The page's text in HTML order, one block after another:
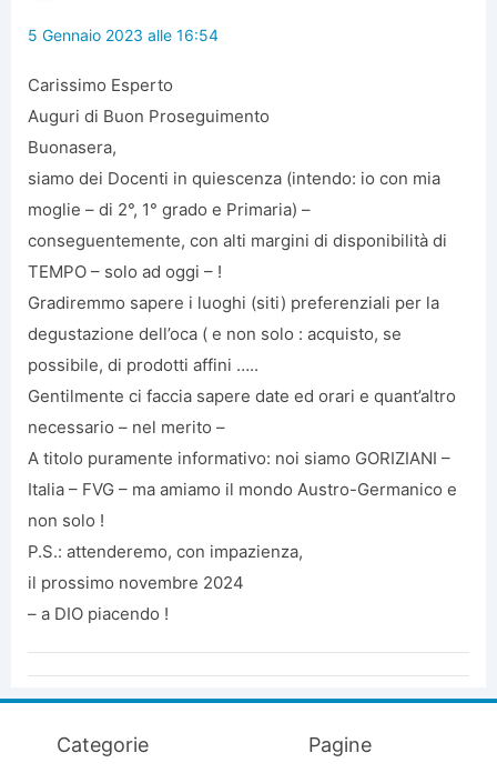
5 Gennaio 2023 alle 16:54
Carissimo Esperto
Auguri di Buon Proseguimento
Buonasera,
siamo dei Docenti in quiescenza (intendo: io con mia
moglie – di 2°, 1° grado e Primaria) –
conseguentemente, con alti margini di disponibilità di
TEMPO – solo ad oggi – !
Gradiremmo sapere i luoghi (siti) preferenziali per la
degustazione dell’oca ( e non solo : acquisto, se
possibile, di prodotti affini …..
Gentilmente ci faccia sapere date ed orari e quant’altro
necessario – nel merito –
A titolo puramente informativo: noi siamo GORIZIANI –
Italia – FVG – ma amiamo il mondo Austro-Germanico e
non solo !
P.S.: attenderemo, con impazienza,
il prossimo novembre 2024
– a DIO piacendo !
Categorie Pagine